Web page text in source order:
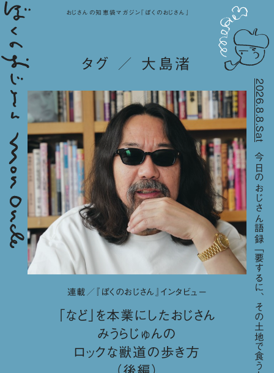
おじさんの知恵袋マガジン『ぼくのおじさん』
2026.8.8.Sat
今日のおじさん語録
タグ ／ 大島渚
連載／『ぼくのおじさん』インタビュー
「など」を本業にしたおじさん
みうらじゅんの
ロックな獣道の歩き方